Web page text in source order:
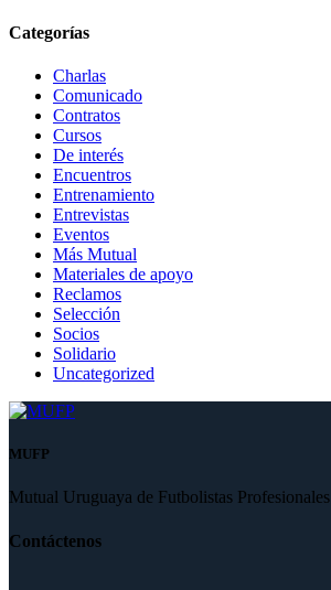
Categorías
Charlas
Comunicado
Contratos
Cursos
De interés
Encuentros
Entrenamiento
Entrevistas
Eventos
Más Mutual
Materiales de apoyo
Reclamos
Selección
Socios
Solidario
Uncategorized
MUFP
Mutual Uruguaya de Futbolistas Profesionales
Contáctenos